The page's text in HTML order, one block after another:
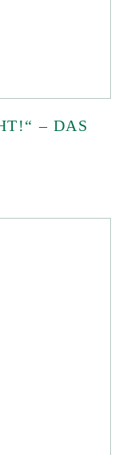
– DAS